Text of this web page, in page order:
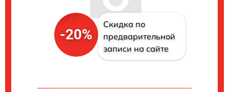
-20%
Скидка по
предварительной
записи на сайте